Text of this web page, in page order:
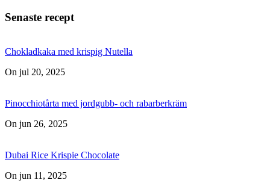
Senaste recept
Chokladkaka med krispig Nutella
On jul 20, 2025
Pinocchiotårta med jordgubb- och rabarberkräm
On jun 26, 2025
Dubai Rice Krispie Chocolate
On jun 11, 2025